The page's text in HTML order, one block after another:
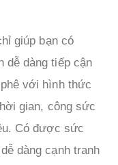
giúp bạn có
dễ dàng tiếp cận
với hình thức
gian, công sức
Có được sức
dàng cạnh tranh